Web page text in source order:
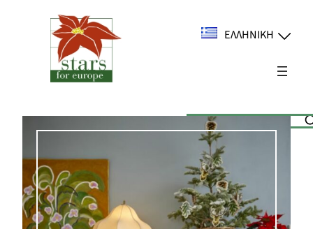
Μετάβαση
περιεχόμενο
ΕΛΛΗΝΙΚΉ
Suchen